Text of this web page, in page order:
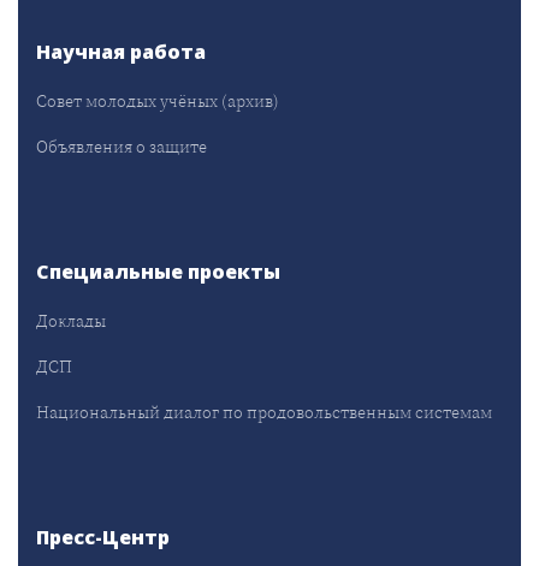
Научная работа
Совет молодых учёных (архив)
Объявления о защите
Специальные проекты
Доклады
ДСП
Национальный диалог по продовольственным системам
Пресс-Центр